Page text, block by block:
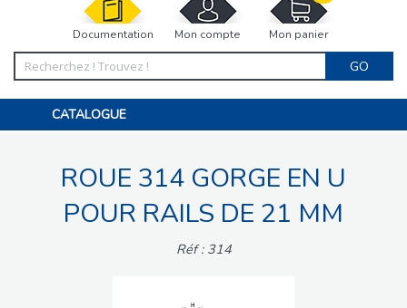
Documentation Mon compte Mon panier
GO
CATALOGUE
MOTORISATIONS
ACCESSOIRES ET ELECTRONIQUES
INTERPHONES VISIOPHONES
ROUE 314 GORGE EN U
POUR RAILS DE 21 MM
Réf : 314